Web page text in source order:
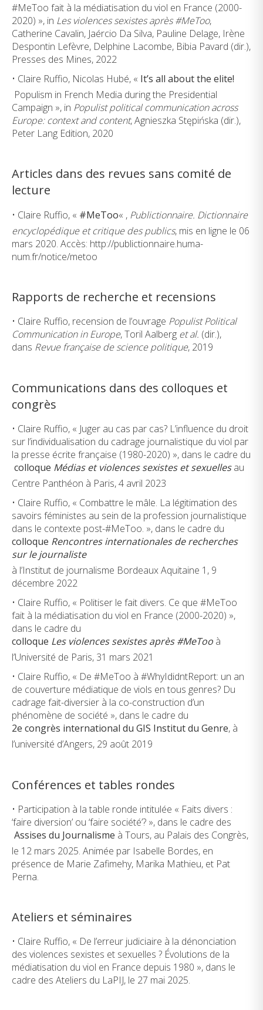
#MeToo fait à la médiatisation du viol en France (2000-
2020) », in Les violences sexistes après #MeToo,
Catherine Cavalin, Jaércio Da Silva, Pauline Delage, Irène
Despontin Lefèvre, Delphine Lacombe, Bibia Pavard (dir.),
Presses des Mines, 2022
• Claire Ruffio, Nicolas Hubé, « It’s all about the elite!
Populism in French Media during the Presidential
Campaign », in Populist political communication across
Europe: context and content, Agnieszka Stępińska (dir.),
Peter Lang Edition, 2020
Articles dans des revues sans comité de
lecture
• Claire Ruffio, « #MeToo« , Publictionnaire. Dictionnaire
encyclopédique et critique des publics, mis en ligne le 06
mars 2020. Accès: http://publictionnaire.huma-
num.fr/notice/metoo
Rapports de recherche et recensions
• Claire Ruffio, recension de l’ouvrage Populist Political
Communication in Europe, Toril Aalberg et al. (dir.),
dans Revue française de science politique, 2019
Communications dans des colloques et
congrès
• Claire Ruffio, « Juger au cas par cas? L’influence du droit
sur l’individualisation du cadrage journalistique du viol par
la presse écrite française (1980-2020) », dans le cadre du
colloque Médias et violences sexistes et sexuellesau
Centre Panthéon à Paris, 4 avril 2023
• Claire Ruffio, « Combattre le mâle. La légitimation des
savoirs féministes au sein de la profession journalistique
dans le contexte post-#MeToo. », dans le cadre du
colloque Rencontres internationales de recherches
sur le journaliste
à l’Institut de journalisme Bordeaux Aquitaine 1, 9
décembre 2022
• Claire Ruffio, « Politiser le fait divers. Ce que #MeToo
fait à la médiatisation du viol en France (2000-2020) »,
dans le cadre du
colloque Les violences sexistes après #MeToo à
l’Université de Paris, 31 mars 2021
• Claire Ruffio, « De #MeToo à #WhyIdidntReport: un an
de couverture médiatique de viols en tous genres? Du
cadrage fait-diversier à la co-construction d’un
phénomène de société », dans le cadre du
2e congrès international du GIS Institut du Genre, à
l’université d’Angers, 29 août 2019
Conférences et tables rondes
• Participation à la table ronde intitulée « Faits divers :
‘faire diversion’ ou ‘faire société’? », dans le cadre des
Assises du Journalisme à Tours, au Palais des Congrès,
le 12 mars 2025. Animée par Isabelle Bordes, en
présence de Marie Zafimehy, Marika Mathieu, et Pat
Perna.
Ateliers et séminaires
• Claire Ruffio, « De l’erreur judiciaire à la dénonciation
des violences sexistes et sexuelles ? Évolutions de la
médiatisation du viol en France depuis 1980 », dans le
cadre des Ateliers du LaPIJ, le 27 mai 2025.